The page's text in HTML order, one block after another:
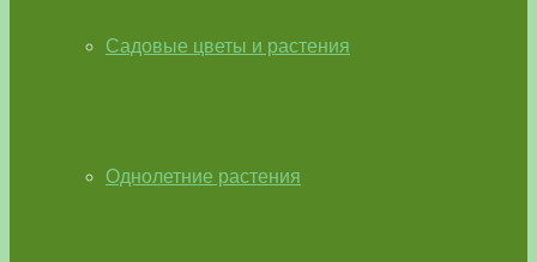
Садовые цветы и растения
Однолетние растения